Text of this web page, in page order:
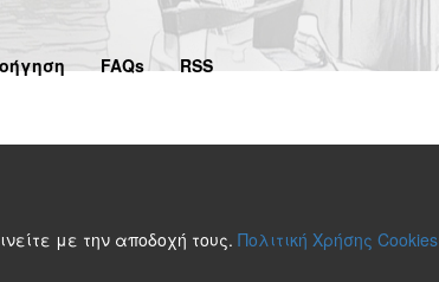
FAQs RSS
με την αποδοχή τους. Πολιτική Χρήσης Cookies